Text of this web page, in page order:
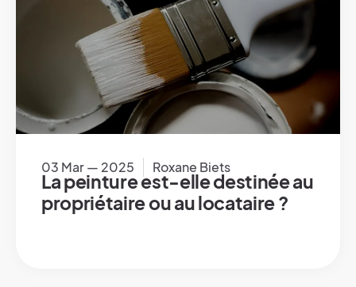
03 Mar — 2025 Roxane Biets
La peinture est-elle destinée au
propriétaire ou au locataire ?